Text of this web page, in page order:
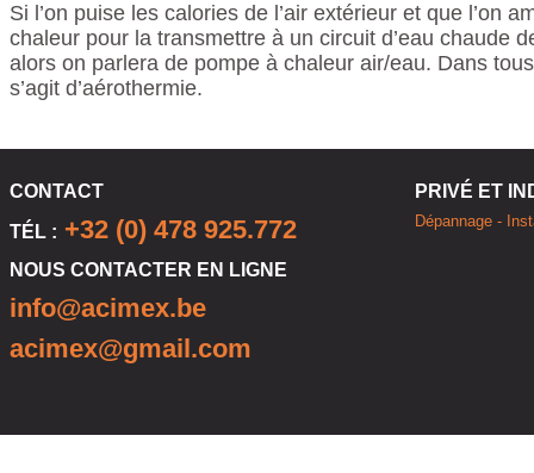
Si l’on puise les calories de l’air extérieur et que l’on
chaleur pour la transmettre à un circuit d’eau chaude
alors on parlera de pompe à chaleur air/eau. Dans
s’agit d’aérothermie.
CONTACT
TÉL : +32 (0) 478 925.772
NOUS CONTACTER EN LIGNE
info@acimex.be
acimex@gmail.com
PRIVÉ ET
Dépannage -